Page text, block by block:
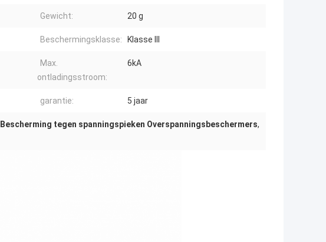
Gewicht: 20 g
Beschermingsklasse: Klasse III
Max.
ontladingsstroom:
6kA
garantie: 5 jaar
Bescherming tegen spanningspieken Overspanningsbeschermers,